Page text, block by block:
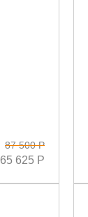
87 500 Р
65 625 Р